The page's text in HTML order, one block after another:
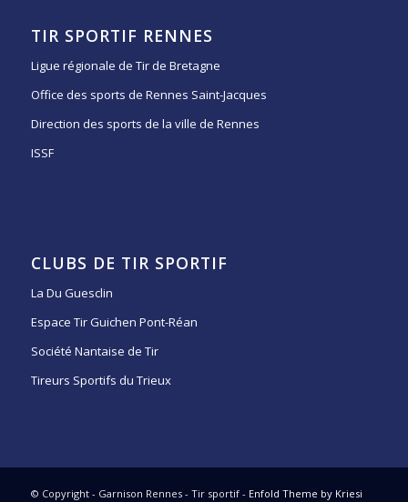
TIR SPORTIF RENNES
Ligue régionale de Tir de Bretagne
Office des sports de Rennes Saint-Jacques
Direction des sports de la ville de Rennes
ISSF
CLUBS DE TIR SPORTIF
La Du Guesclin
Espace Tir Guichen Pont-Réan
Société Nantaise de Tir
Tireurs Sportifs du Trieux
© Copyright - Garnison Rennes - Tir sportif - Enfold Theme by Kriesi